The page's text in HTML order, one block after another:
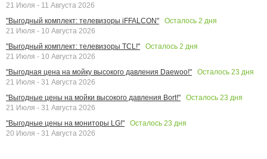
21 Июля - 11 Августа 2026
"Выгодный комплект: телевизоры iFFALCON"
Осталось 2 дня
21 Июля - 10 Августа 2026
"Выгодный комплект: телевизоры TCL!"
Осталось 2 дня
21 Июля - 10 Августа 2026
"Выгодная цена на мойку высокого давления Daewoo!"
Осталось 23 дня
21 Июля - 31 Августа 2026
"Выгодные цены на мойки высокого давления Bort!"
Осталось 23 дня
21 Июля - 31 Августа 2026
"Выгодные цены на мониторы LG!"
Осталось 23 дня
20 Июля - 31 Августа 2026